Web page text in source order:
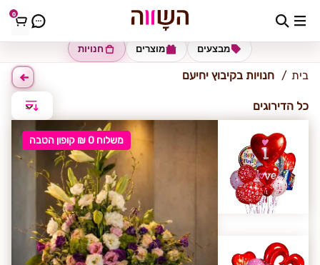
0 קיבוץ יחיעם
חנויות מוצרים מבצעים
בית חנויות בקיבוץ יחיעם
כל הדירוגים
משלוח 0 ₪ קופון הטבה